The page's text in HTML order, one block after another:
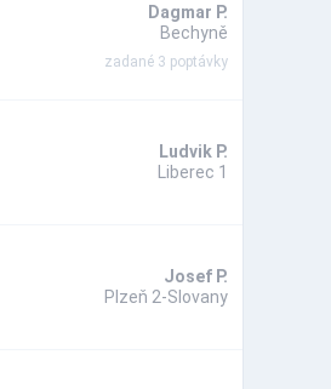
Dagmar P.
Bechyně
zadané 3 poptávky
Ludvik P.
Liberec 1
Josef P.
Plzeň 2-Slovany